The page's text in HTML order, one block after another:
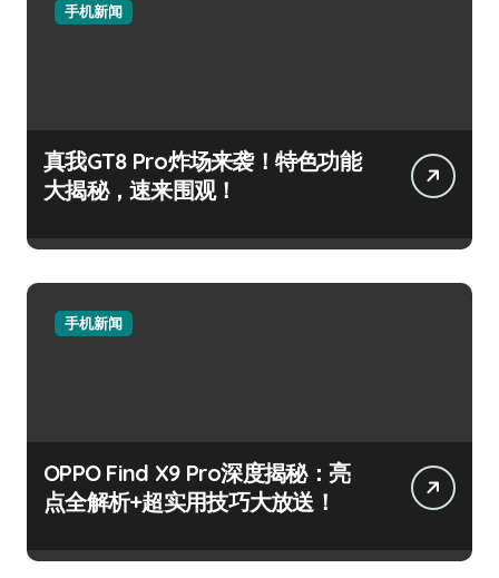
手机新闻
真我GT8 Pro炸场来袭！特色功能
大揭秘，速来围观！
手机新闻
OPPO Find X9 Pro深度揭秘：亮
点全解析+超实用技巧大放送！